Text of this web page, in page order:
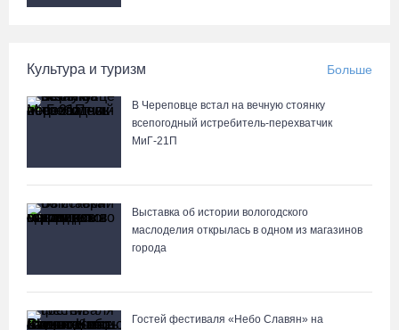
Культура и туризм Больше
В Череповце встал на вечную стоянку
всепогодный истребитель-перехватчик
МиГ‑21П
Выставка об истории вологодского
маслоделия открылась в одном из магазинов
города
Гостей фестиваля «Небо Славян» на